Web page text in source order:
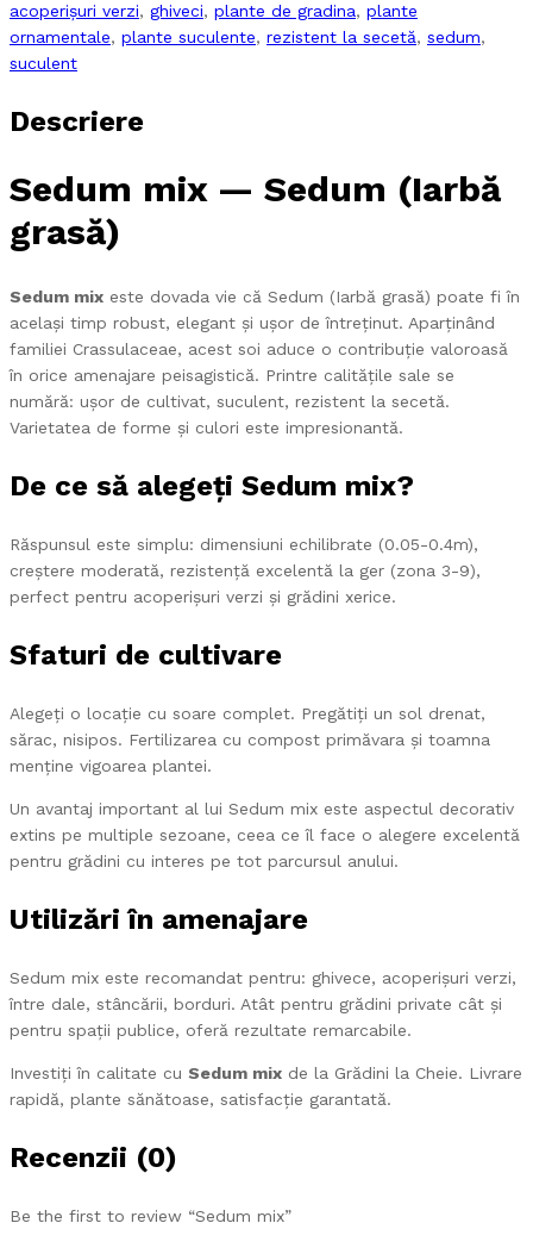
acoperișuri verzi, ghiveci, plante de gradina, plante
ornamentale, plante suculente, rezistent la secetă, sedum,
suculent
Descriere
Sedum mix — Sedum (Iarbă
grasă)
Sedum mix este dovada vie că Sedum (Iarbă grasă) poate fi în
același timp robust, elegant și ușor de întreținut. Aparținând
familiei Crassulaceae, acest soi aduce o contribuție valoroasă
în orice amenajare peisagistică. Printre calitățile sale se
numără: ușor de cultivat, suculent, rezistent la secetă.
Varietatea de forme și culori este impresionantă.
De ce să alegeți Sedum mix?
Răspunsul este simplu: dimensiuni echilibrate (0.05-0.4m),
creștere moderată, rezistență excelentă la ger (zona 3-9),
perfect pentru acoperișuri verzi și grădini xerice.
Sfaturi de cultivare
Alegeți o locație cu soare complet. Pregătiți un sol drenat,
sărac, nisipos. Fertilizarea cu compost primăvara și toamna
menține vigoarea plantei.
Un avantaj important al lui Sedum mix este aspectul decorativ
extins pe multiple sezoane, ceea ce îl face o alegere excelentă
pentru grădini cu interes pe tot parcursul anului.
Utilizări în amenajare
Sedum mix este recomandat pentru: ghivece, acoperișuri verzi,
între dale, stâncării, borduri. Atât pentru grădini private cât și
pentru spații publice, oferă rezultate remarcabile.
Investiți în calitate cu Sedum mix de la Grădini la Cheie. Livrare
rapidă, plante sănătoase, satisfacție garantată.
Recenzii (0)
Be the first to review “Sedum mix”